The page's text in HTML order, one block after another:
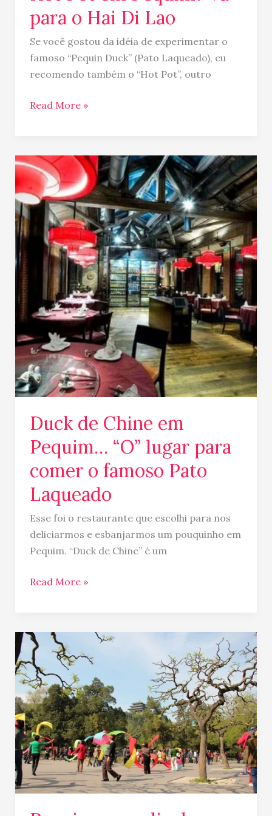
para o Hai Di Lao
Se você gostou da idéia de experimentar o
famoso “Pequin Duck” (Pato Laqueado), eu
recomendo também o “Hot Pot”, outro
Read More »
Duck de Chine em
Pequim… “O” lugar para
comer o famoso Pato
Laqueado
Esse foi o restaurante que escolhi para nos
deliciarmos e esbanjarmos um pouquinho em
Pequim. “Duck de Chine” é um
Duck
de
Chine
em
Pequim…
“O”
lugar
para
comer
o
famoso
Pato
Laqueado
Read More »
Pequim…
um
dia
do
jeitinho
que
eu
gosto!